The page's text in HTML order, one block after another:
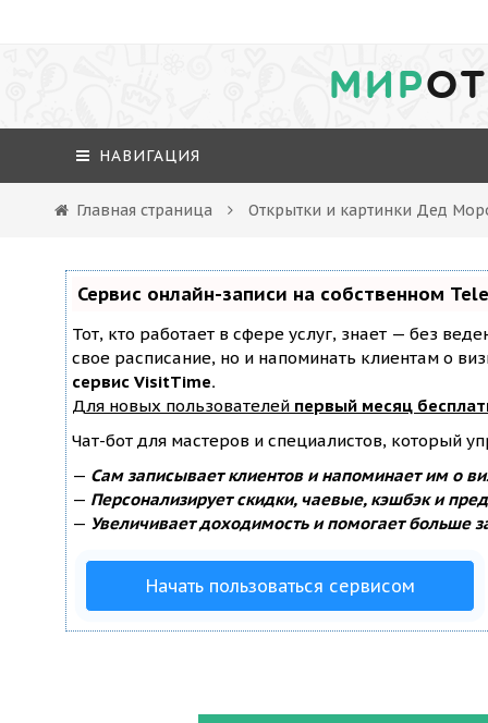
МИР
НАВИГАЦИЯ
Главная страница Открытки и картинки Дед
Сервис онлайн-записи на собственном
Тот, кто работает в сфере услуг, знает — без
свое расписание, но и напоминать клиентам о
сервис VisitTime.
Для новых пользователей первый месяц
Чат-бот для мастеров и специалистов, который
— Сам записывает клиентов и напоминает им о
— Персонализирует скидки, чаевые, кэшбэк и
— Увеличивает доходимость и помогает больше
Начать пользоваться сервисом